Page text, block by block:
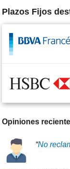
Plazos Fijos
Opiniones
“No